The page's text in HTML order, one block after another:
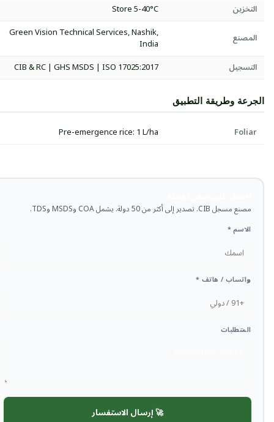
التخزين
Store 5-40°C
المصنع
Green Vision Technical Services, Nashik,
India
التسجيل
CIB & RC | GHS MSDS | ISO 17025:2017
الجرعة وطريقة التطبيق
Foliar
Pre-emergence rice: 1 L/ha
مصنع مسجل CIB. تصدير إلى أكثر من 50 دولة. يشمل COA وMSDS وTDS.
الاسم *
واتساب / هاتف *
المتطلبات
🚀 إرسال الاستفسار